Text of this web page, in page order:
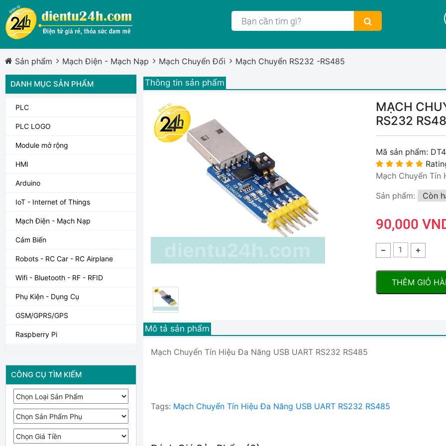
Sản phẩm Mạch Điện - Mạch Nạp Mạch Chuyển Đổi Mạch Chuyển RS232 -RS485
Thông tin sản phẩm
MẠCH
RS232
Mã sản phẩm:
Mạch Chuyển Tín
Sản phẩm:
Còn
90,000
THÊM GIỎ
Mô tả sản phẩm
Mạch Chuyển Tín Hiệu Đa Năng USB UART RS232 RS485
Tags: Mạch Chuyển Tín Hiệu Đa Năng USB UART RS232 RS485
DANH MỤC SẢN PHẨM
PLC
PLC LOGO
Module mở rộng
HMI
Arduino
IoT - Internet of Things
Mạch Điện - Mạch Nạp
Cảm Biến
Robots - RC Car - RC Airplane
Wifi - Bluetooth - RF - RFID
Phụ Kiện - Dụng Cụ
GSM/GPRS/GPS
Raspberry Pi
CÔNG CỤ TÌM KIẾM